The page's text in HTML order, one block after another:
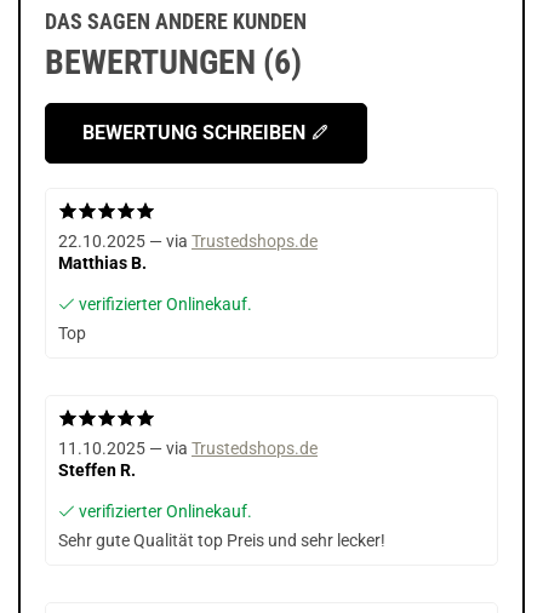
DAS SAGEN ANDERE KUNDEN
BEWERTUNGEN (6)
BEWERTUNG SCHREIBEN
22.10.2025 — via Trustedshops.de
Matthias B.
verifizierter Onlinekauf.
Top
11.10.2025 — via Trustedshops.de
Steffen R.
verifizierter Onlinekauf.
Sehr gute Qualität top Preis und sehr lecker!